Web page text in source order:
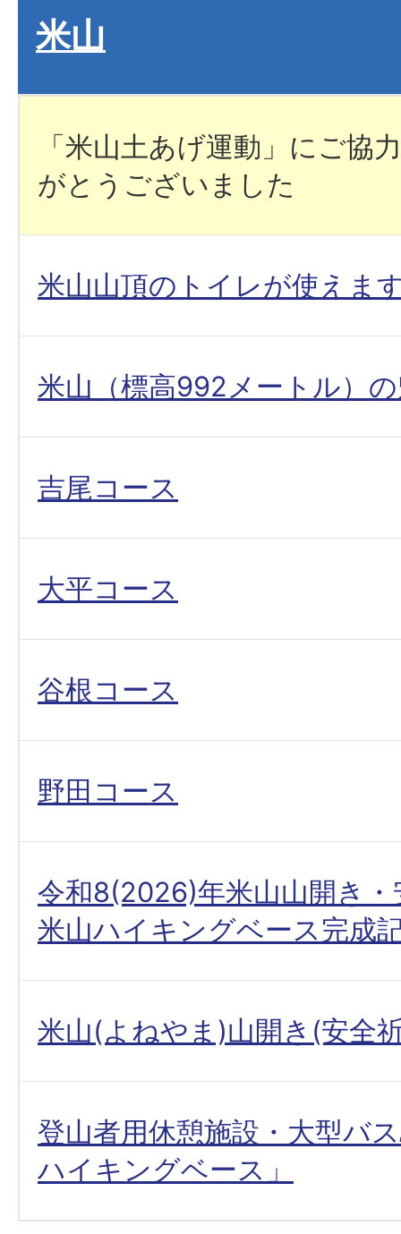
米山
「米山土あげ運動」にご協
がとうございました
米山山頂のトイレが使えま
米山（標高992メートル）
吉尾コース
大平コース
谷根コース
野田コース
令和8(2026)年米山山開き・
米山ハイキングベース完成
米山(よねやま)山開き(安全
登山者用休憩施設・大型バ
ハイキングベース」